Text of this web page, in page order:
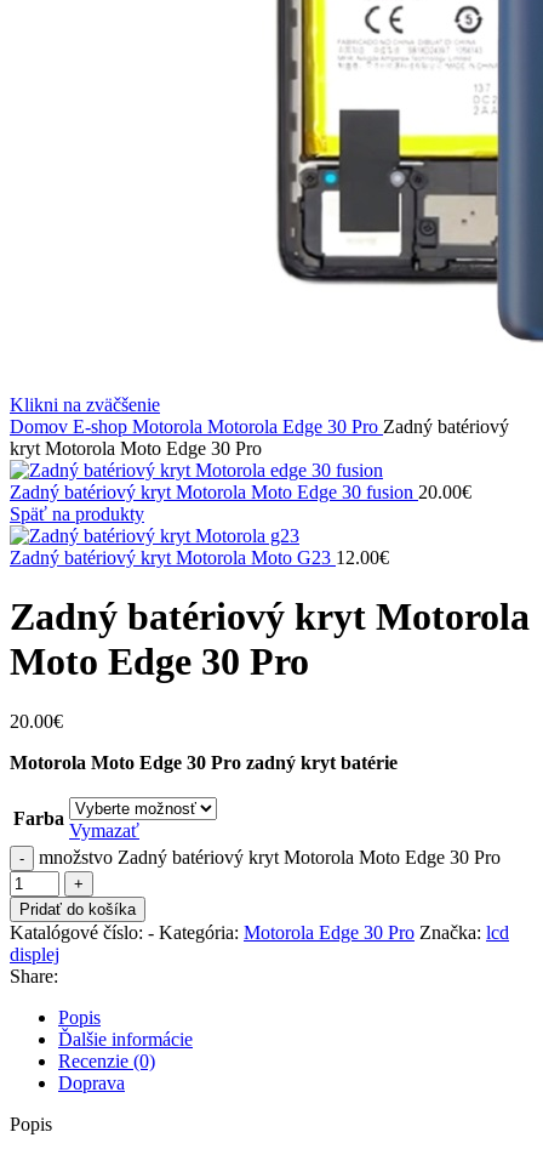
Klikni na zväčšenie
Domov E-shop Motorola Motorola Edge 30 Pro Zadný batériový
kryt Motorola Moto Edge 30 Pro
Zadný batériový kryt Motorola Moto Edge 30 fusion 20.00€
Späť na produkty
Zadný batériový kryt Motorola Moto G23 12.00€
Zadný batériový kryt Motorola
Moto Edge 30 Pro
20.00€
Motorola Moto Edge 30 Pro zadný kryt batérie
Farba
Vymazať
množstvo Zadný batériový kryt Motorola Moto Edge 30 Pro
Pridať do košíka
Katalógové číslo: - Kategória: Motorola Edge 30 Pro Značka: lcd
displej
Share:
Popis
Ďalšie informácie
Recenzie (0)
Doprava
Popis